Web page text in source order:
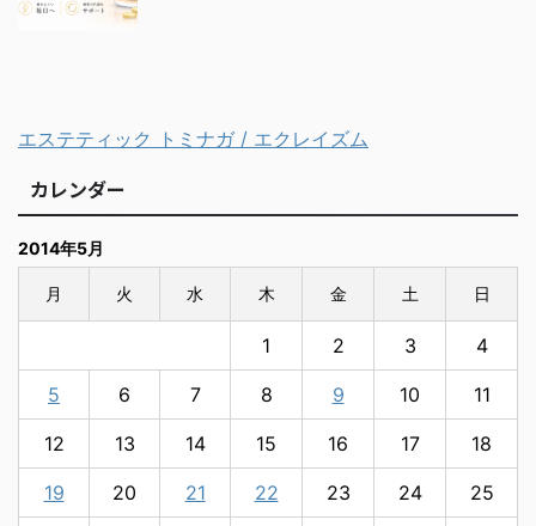
エステティック トミナガ / エクレイズム
カレンダー
2014年5月
月 火 水 木 金 土 日
1 2 3 4
5 6 7 8 9 10 11
12 13 14 15 16 17 18
19 20 21 22 23 24 25